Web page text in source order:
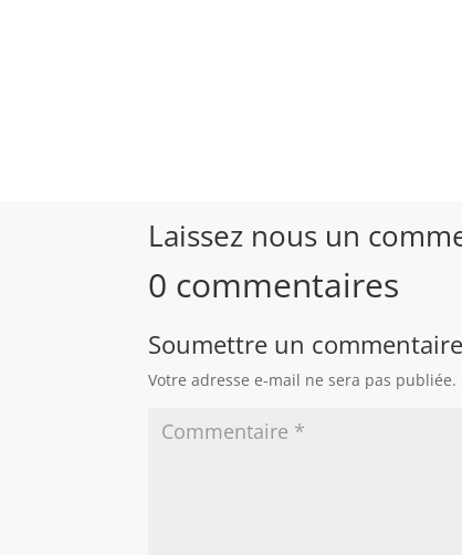
Laissez nous un
0 commentaires
Soumettre un commentaire
Votre adresse e-mail ne sera pas publiée.